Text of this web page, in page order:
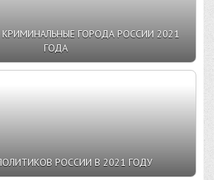
ГОРОДА РОССИИ 2021
ГОДА
РОССИИ В 2021 ГОДУ